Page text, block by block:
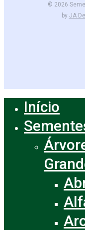
© 2026
by JA
Menu
Início